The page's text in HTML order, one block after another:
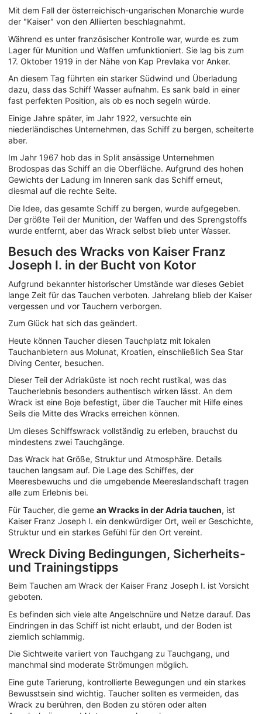
Mit dem Fall der österreichisch-ungarischen Monarchie wurde
der "Kaiser" von den Alliierten beschlagnahmt.
Während es unter französischer Kontrolle war, wurde es zum
Lager für Munition und Waffen umfunktioniert. Sie lag bis zum
17. Oktober 1919 in der Nähe von Kap Prevlaka vor Anker.
An diesem Tag führten ein starker Südwind und Überladung
dazu, dass das Schiff Wasser aufnahm. Es sank bald in einer
fast perfekten Position, als ob es noch segeln würde.
Einige Jahre später, im Jahr 1922, versuchte ein
niederländisches Unternehmen, das Schiff zu bergen, scheiterte
aber.
Im Jahr 1967 hob das in Split ansässige Unternehmen
Brodospas das Schiff an die Oberfläche. Aufgrund des hohen
Gewichts der Ladung im Inneren sank das Schiff erneut,
diesmal auf die rechte Seite.
Die Idee, das gesamte Schiff zu bergen, wurde aufgegeben.
Der größte Teil der Munition, der Waffen und des Sprengstoffs
wurde entfernt, aber das Wrack selbst blieb unter Wasser.
Besuch des Wracks von Kaiser Franz
Joseph I. in der Bucht von Kotor
Aufgrund bekannter historischer Umstände war dieses Gebiet
lange Zeit für das Tauchen verboten. Jahrelang blieb der Kaiser
vergessen und vor Tauchern verborgen.
Zum Glück hat sich das geändert.
Heute können Taucher diesen Tauchplatz mit lokalen
Tauchanbietern aus Molunat, Kroatien, einschließlich Sea Star
Diving Center, besuchen.
Dieser Teil der Adriaküste ist noch recht rustikal, was das
Taucherlebnis besonders authentisch wirken lässt. An dem
Wrack ist eine Boje befestigt, über die Taucher mit Hilfe eines
Seils die Mitte des Wracks erreichen können.
Um dieses Schiffswrack vollständig zu erleben, brauchst du
mindestens zwei Tauchgänge.
Das Wrack hat Größe, Struktur und Atmosphäre. Details
tauchen langsam auf. Die Lage des Schiffes, der
Meeresbewuchs und die umgebende Meereslandschaft tragen
alle zum Erlebnis bei.
Für Taucher, die gerne an Wracks in der Adria tauchen, ist
Kaiser Franz Joseph I. ein denkwürdiger Ort, weil er Geschichte,
Struktur und ein starkes Gefühl für den Ort vereint.
Wreck Diving Bedingungen, Sicherheits-
und Trainingstipps
Beim Tauchen am Wrack der Kaiser Franz Joseph I. ist Vorsicht
geboten.
Es befinden sich viele alte Angelschnüre und Netze darauf. Das
Eindringen in das Schiff ist nicht erlaubt, und der Boden ist
ziemlich schlammig.
Die Sichtweite variiert von Tauchgang zu Tauchgang, und
manchmal sind moderate Strömungen möglich.
Eine gute Tarierung, kontrollierte Bewegungen und ein starkes
Bewusstsein sind wichtig. Taucher sollten es vermeiden, das
Wrack zu berühren, den Boden zu stören oder alten